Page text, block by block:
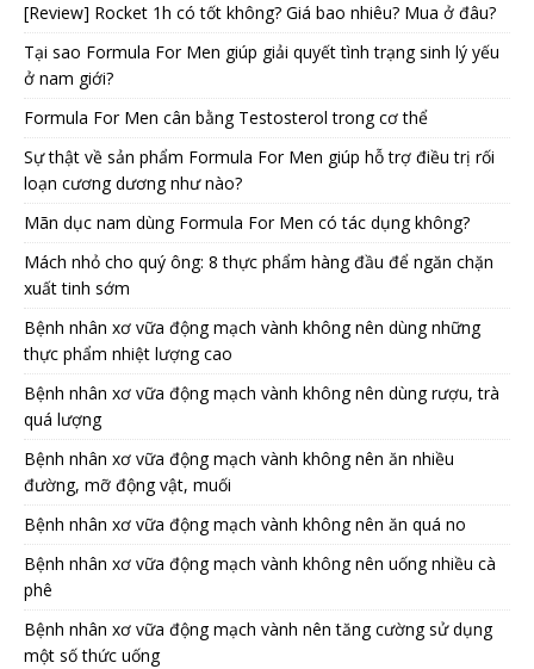
[Review] Rocket 1h có tốt không? Giá bao nhiêu? Mua ở đâu?
Tại sao Formula For Men giúp giải quyết tình trạng sinh lý yếu
ở nam giới?
Formula For Men cân bằng Testosterol trong cơ thể
Sự thật về sản phẩm Formula For Men giúp hỗ trợ điều trị rối
loạn cương dương như nào?
Mãn dục nam dùng Formula For Men có tác dụng không?
Mách nhỏ cho quý ông: 8 thực phẩm hàng đầu để ngăn chặn
xuất tinh sớm
Bệnh nhân xơ vữa động mạch vành không nên dùng những
thực phẩm nhiệt lượng cao
Bệnh nhân xơ vữa động mạch vành không nên dùng rượu, trà
quá lượng
Bệnh nhân xơ vữa động mạch vành không nên ăn nhiều
đường, mỡ động vật, muối
Bệnh nhân xơ vữa động mạch vành không nên ăn quá no
Bệnh nhân xơ vữa động mạch vành không nên uống nhiều cà
phê
Bệnh nhân xơ vữa động mạch vành nên tăng cường sử dụng
một số thức uống